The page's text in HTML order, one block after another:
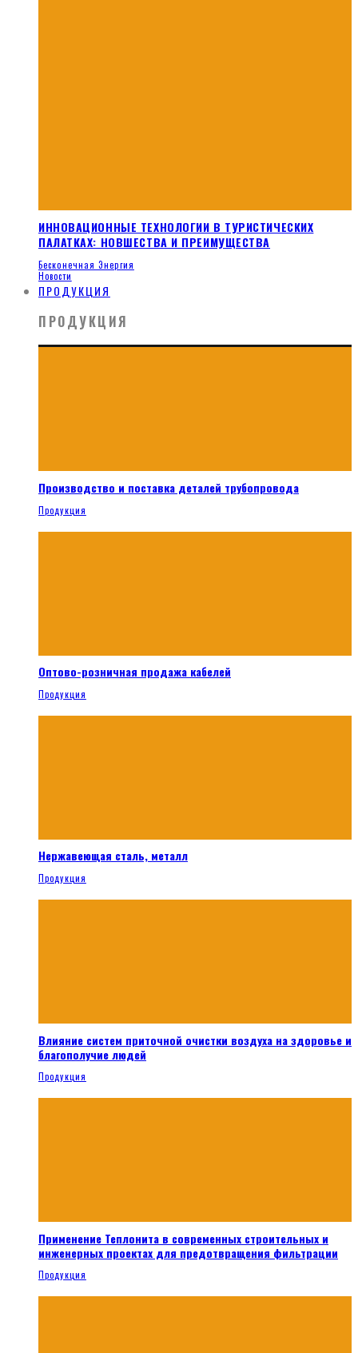
ИННОВАЦИОННЫЕ ТЕХНОЛОГИИ В ТУРИСТИЧЕСКИХ
ПАЛАТКАХ: НОВШЕСТВА И ПРЕИМУЩЕСТВА
Бесконечная Энергия
Новости
ПРОДУКЦИЯ
ПРОДУКЦИЯ
Производство и поставка деталей трубопровода
Продукция
Оптово-розничная продажа кабелей
Продукция
Нержавеющая сталь, металл
Продукция
Влияние систем приточной очистки воздуха на здоровье и
благополучие людей
Продукция
Применение Теплонита в современных строительных и
инженерных проектах для предотвращения фильтрации
Продукция